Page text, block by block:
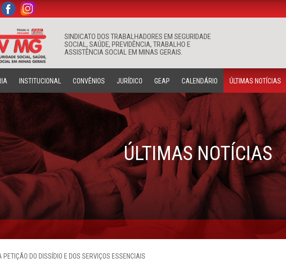
SINDICATO DOS TRABALHADORES EM SEGURIDADE
SOCIAL, SAÚDE, PREVIDÊNCIA, TRABALHO E
ASSISTÊNCIA SOCIAL EM MINAS GERAIS.
Buscar
. .
INSTITUCIONAL CONVÊNIOS JURÍDICO GEAP CALENDÁRIO ÚLTIMAS NOTÍCIAS
ÚLTIMAS NOTÍCIAS
PETIÇÃO DO DISSÍDIO E DOS SERVIÇOS ESSENCIAIS